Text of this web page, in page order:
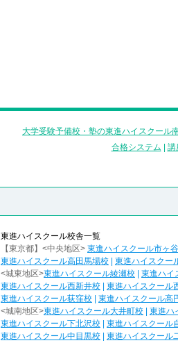
大学受験予備校・塾の東進ハイスクール
合格システム
講
東進ハイスクール校舎一覧
【東京都】<中央地区> 東進ハイスクール市ヶ
東進ハイスクール高田馬場校
東進ハイスクー
<城東地区>東進ハイスクール綾瀬校 東進ハイ
東進ハイスクール西新井校
東進ハイスクール
東進ハイスクール荻窪校
東進ハイスクール高
<城南地区>東進ハイスクール大井町校 東進ハ
東進ハイスクール下北沢校
東進ハイスクール
東進ハイスクール中目黒校
東進ハイスクール